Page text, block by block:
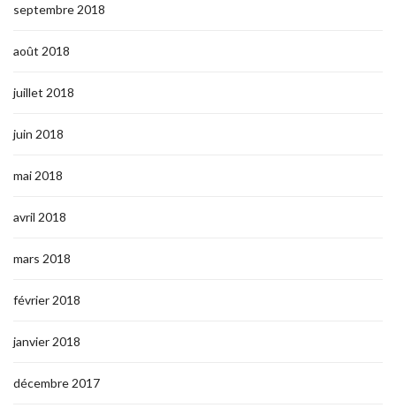
septembre 2018
août 2018
juillet 2018
juin 2018
mai 2018
avril 2018
mars 2018
février 2018
janvier 2018
décembre 2017